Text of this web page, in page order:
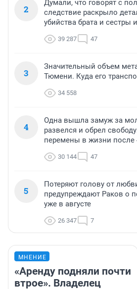
2
Думали, что говорят с
следствие раскрыло
убийства брата и сестры
39 287 47
3
Значительный объем
Тюмени. Куда его
34 558
4
Одна вышла замуж за
развелся и обрел
перемены в жизни после
30 144 47
5
Потеряют голову от
предупреждают Раков о
уже в августе
26 347 7
МНЕНИЕ
«Аренду подняли почти
втрое». Владелец